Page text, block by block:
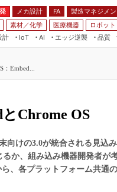
メカ設計 FA 製造マネジメン
素材／化学 医療機器 ロボット
計
IoT
AI
エッジ逆襲 品質
JIMTOF
IIFES
ジャパンモビリティショー
TECHNO-FRONTIER
つながるクルマ
FPGA
組み込み画像技術
素材／化学
Embed...
Chrome OS
向けの3.0が統合される見込
か、組み込み機器開発者が
、各プラットフォーム共通